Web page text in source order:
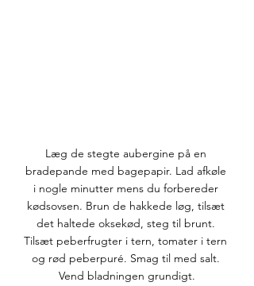
Læg de stegte aubergine på en
bradepande med bagepapir. Lad afkøle
i nogle minutter mens du forbereder
kødsovsen. Brun de hakkede løg, tilsæt
det haltede oksekød, steg til brunt.
Tilsæt peberfrugter i tern, tomater i tern
og rød peberpuré. Smag til med salt.
Vend bladningen grundigt.